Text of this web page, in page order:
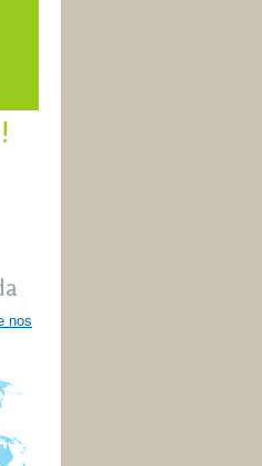
nos